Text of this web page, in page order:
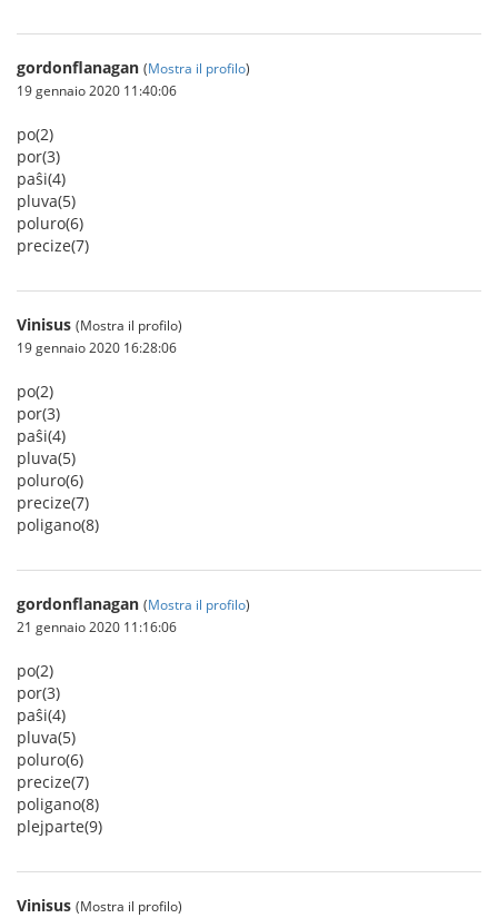
gordonflanagan (Mostra il profilo)
19 gennaio 2020 11:40:06
po(2)
por(3)
paŝi(4)
pluva(5)
poluro(6)
precize(7)
Vinisus (Mostra il profilo)
19 gennaio 2020 16:28:06
po(2)
por(3)
paŝi(4)
pluva(5)
poluro(6)
precize(7)
poligano(8)
gordonflanagan (Mostra il profilo)
21 gennaio 2020 11:16:06
po(2)
por(3)
paŝi(4)
pluva(5)
poluro(6)
precize(7)
poligano(8)
plejparte(9)
Vinisus (Mostra il profilo)